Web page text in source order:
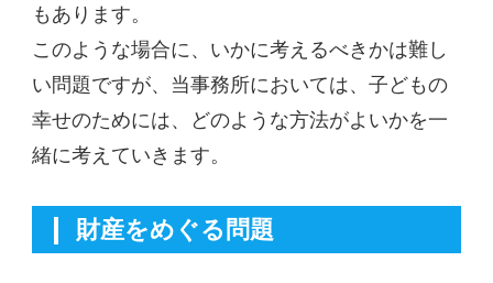
もあります。
このような場合に、いかに考えるべきかは難し
い問題ですが、当事務所においては、子どもの
幸せのためには、どのような方法がよいかを一
緒に考えていきます。
財産をめぐる問題